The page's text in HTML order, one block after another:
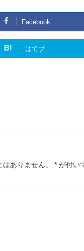
Facebook
B! はてブ
ありません。 * が付い